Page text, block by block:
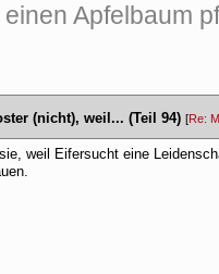
Apfelbaum
(nicht), weil... (Teil 94) [Re:
weil Eifersucht eine